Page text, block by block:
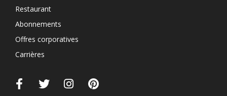
Restaurant
Abonnements
Offres corporatives
Carrières